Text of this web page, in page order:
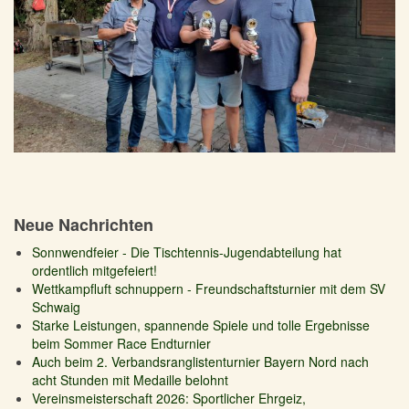
Neue Nachrichten
Sonnwendfeier - Die Tischtennis-Jugendabteilung hat
ordentlich mitgefeiert!
Wettkampfluft schnuppern - Freundschaftsturnier mit dem SV
Schwaig
Starke Leistungen, spannende Spiele und tolle Ergebnisse
beim Sommer Race Endturnier
Auch beim 2. Verbandsranglistenturnier Bayern Nord nach
acht Stunden mit Medaille belohnt
Vereinsmeisterschaft 2026: Sportlicher Ehrgeiz,